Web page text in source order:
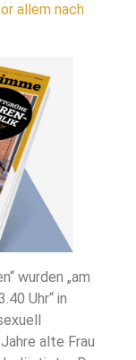
allem nach
wurden „am
Uhr“ in
alte Frau